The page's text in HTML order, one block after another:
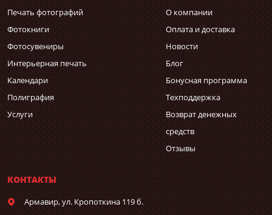
Печать фотографий
Фотокниги
Фотосувениры
Интерьерная печать
Календари
Полиграфия
Услуги
О компании
Оплата и доставка
Новости
Блог
Бонусная программа
Техподдержка
Возврат денежных
средств
Отзывы
КОНТАКТЫ
Армавир,ул. Кропоткина 119 б.